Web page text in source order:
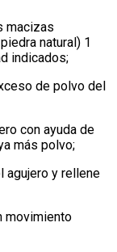
macizas
natural) 1
indicados;
de polvo del
con ayuda de
más polvo;
agujero y rellene
movimiento